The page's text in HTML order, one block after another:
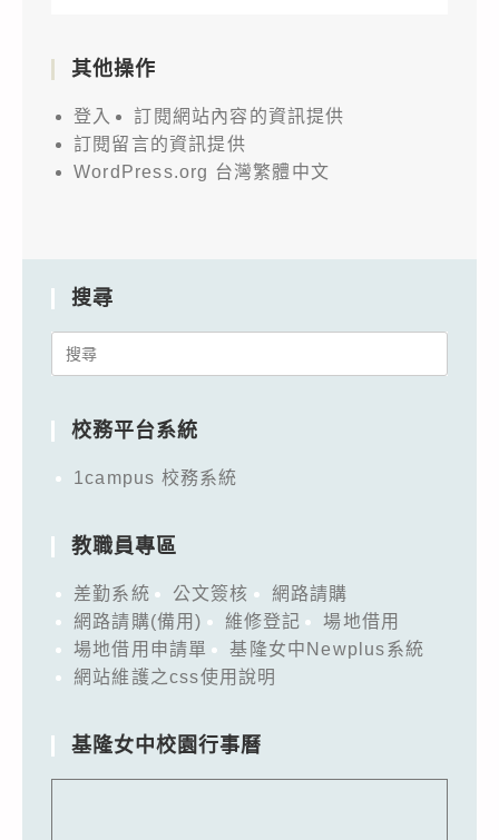
其他操作
登入
訂閱網站內容的資訊提供
訂閱留言的資訊提供
WordPress.org 台灣繁體中文
搜尋
Search
校務平台系統
1campus 校務系統
教職員專區
差勤系統 公文簽核
網路請購
網路請購(備用)
維修登記
場地借用
場地借用申請單
基隆女中Newplus系統
網站維護之css使用說明
基隆女中校園行事曆